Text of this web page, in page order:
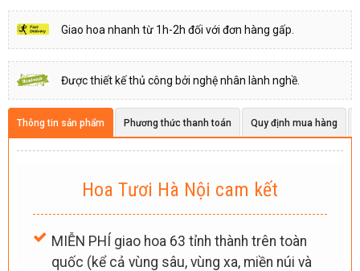
Giao hoa nhanh từ 1h-2h đối với đơn hàng gấp.
Được thiết kế thủ công bởi nghệ nhân lành nghề.
Thông tin sản phẩm Phương thức thanh toán Quy định mua hàng
Hoa Tươi Hà Nội cam kết
MIỄN PHÍ giao hoa 63 tỉnh thành trên toàn
quốc (kể cả vùng sâu, vùng xa, miền núi và